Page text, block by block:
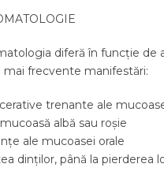
diferă în funcție de
mai frecvente manifestări:
trenante ale
albă sau roșie
ale mucoasei orale
dinților, până la pierderea